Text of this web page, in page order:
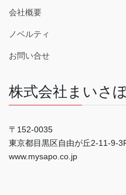
会社概要
ノベルティ
お問い合せ
株式会社まいさ
〒152-0035
東京都目黒区自由が丘2-11-9-
www.mysapo.co.jp